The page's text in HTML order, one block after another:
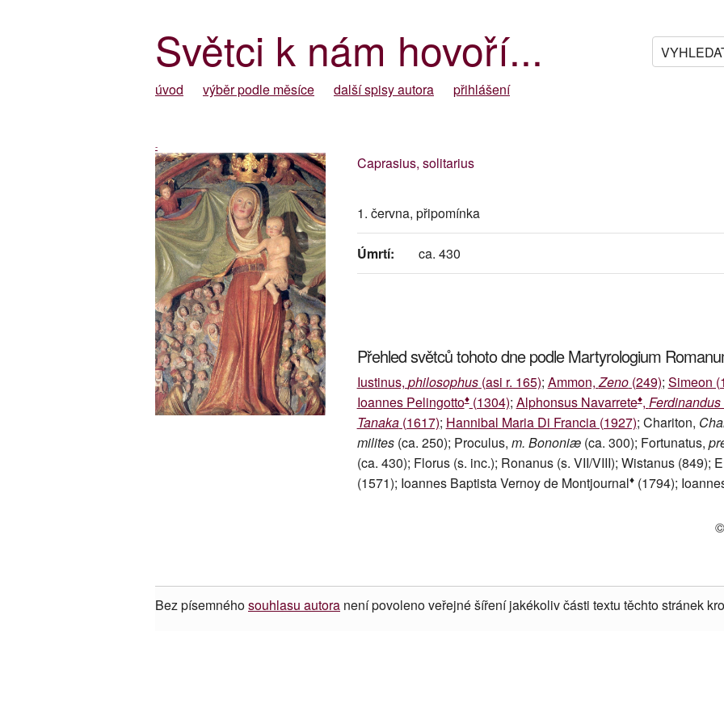
Světci k nám hovoří...
úvod výběr podle měsíce další spisy autora přihlášení
-
Caprasius, solitarius
1. června, připomínka
Úmrtí: ca. 430
Přehled světců tohoto dne podle Martyrologium
Iustinus, philosophus(asi r. 165); Ammon,Zeno(249); Simeon
Ioannes Pelingotto♦(1304); Alphonsus Navarrete♦,
Tanaka(1617); Hannibal Maria Di Francia (1927); Chariton,
milites(ca. 250); Proculus, m. Bononiæ(ca. 300); Fortunatus,
(ca. 430); Florus (s. inc.); Ronanus (s. VII/VIII); Wistanus (849);
(1571); Ioannes Baptista Vernoy de Montjournal♦(1794);
Bez písemnéhosouhlasu autora není povoleno veřejné šíření jakékoliv části textu těchto stránek